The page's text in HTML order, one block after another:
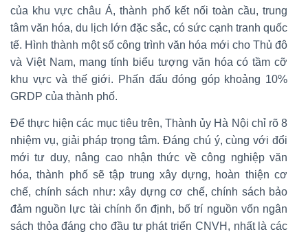
của khu vực châu Á, thành phố kết nối toàn cầu, trung
tâm văn hóa, du lịch lớn đặc sắc, có sức cạnh tranh quốc
tế. Hình thành một số công trình văn hóa mới cho Thủ đô
và Việt Nam, mang tính biểu tượng văn hóa có tầm cỡ
khu vực và thế giới. Phấn đấu đóng góp khoảng 10%
GRDP của thành phố.
Để thực hiện các mục tiêu trên, Thành ủy Hà Nội chỉ rõ 8
nhiệm vụ, giải pháp trọng tâm. Đáng chú ý, cùng với đổi
mới tư duy, nâng cao nhận thức về công nghiệp văn
hóa, thành phố sẽ tập trung xây dựng, hoàn thiện cơ
chế, chính sách như: xây dựng cơ chế, chính sách bảo
đảm nguồn lực tài chính ổn định, bố trí nguồn vốn ngân
sách thỏa đáng cho đầu tư phát triển CNVH, nhất là các